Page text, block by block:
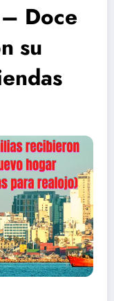
Doce
su